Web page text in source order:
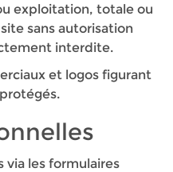
exploitation, totale ou
sans autorisation
interdite.
et logos figurant
via les formulaires